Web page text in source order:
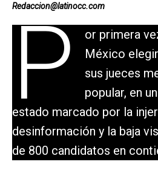
Redaccion@latinocc.com
P
or primera
México
sus jueces
popular, en
estado marcado por la
desinformación y la baja
de 800 candidatos en